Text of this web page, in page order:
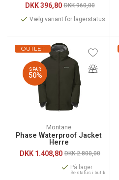
DKK396,80 DKK 960,00
Vælg variant for lagerstatus
OUTLET
SPAR
50%
Montane
Phase Waterproof Jacket
Herre
DKK1.408,80 DKK 2.800,00
På lager
Se status i butik